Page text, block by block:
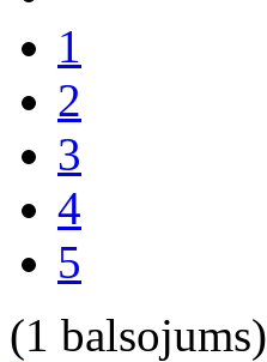
1
2
3
4
5
(1 balsojums)